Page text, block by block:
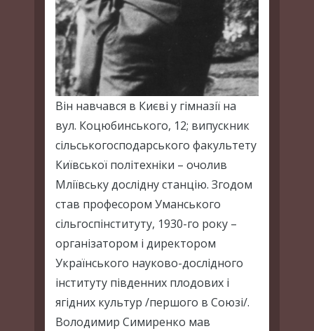
Він навчався в Києві у гімназії на
вул. Коцюбинського, 12; випускник
сільськогосподарського факультету
Київської політехніки – очолив
Мліївську дослідну станцію. Згодом
став професором Уманського
сільгоспінституту, 1930-го року –
організатором і директором
Українського науково-дослідного
інституту південних плодових і
ягідних культур /першого в Союзі/.
Володимир Симиренко мав